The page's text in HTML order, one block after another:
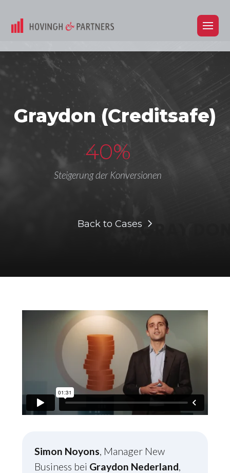
Graydon (Creditsafe)
40%
Steigerung der Konversionen
Back to Cases
Simon Noyons, Manager New
Business bei Graydon Nederland,